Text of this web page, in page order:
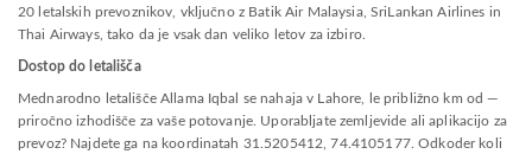
20 letalskih prevoznikov, vključno z Batik Air Malaysia, SriLankan Airlines in
Thai Airways, tako da je vsak dan veliko letov za izbiro.
Dostop do letališča
Mednarodno letališče Allama Iqbal se nahaja v Lahore, le približno km od —
priročno izhodišče za vaše potovanje. Uporabljate zemljevide ali aplikacijo za
prevoz? Najdete ga na koordinatah 31.5205412, 74.4105177. Odkoder koli